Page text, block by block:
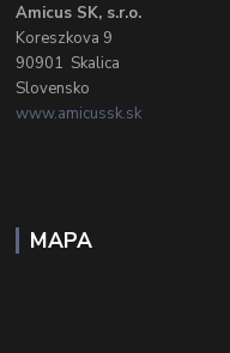
Amicus SK, s.r.o.
Koreszkova 9
90901 Skalica
Slovensko
www.amicussk.sk
MAPA